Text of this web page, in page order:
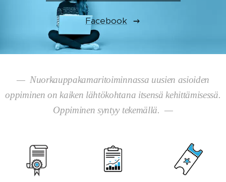
Facebook
— Nuorkauppakamaritoiminnassa uusien asioiden
oppiminen on kaiken lähtökohtana itsensä kehittämisessä.
Oppiminen syntyy tekemällä. —